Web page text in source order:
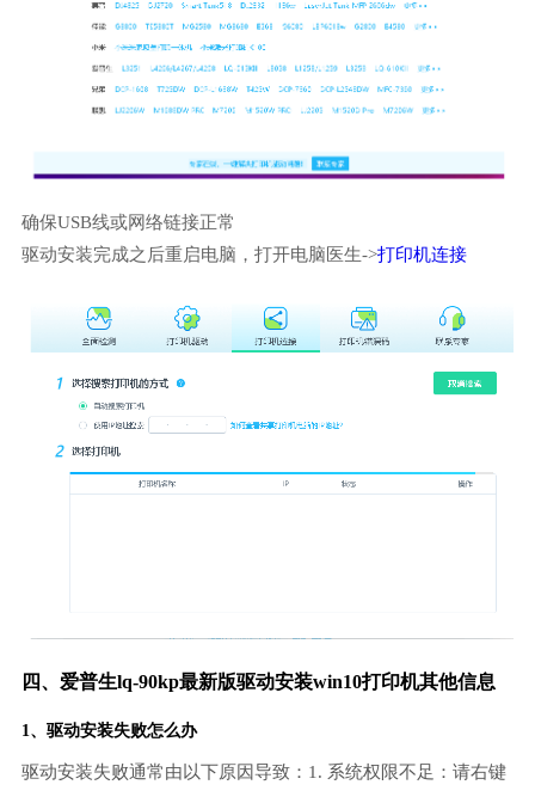
确保USB线或网络链接正常
驱动安装完成之后重启电脑，打开电脑医生->打印机连接
四、爱普生lq-90kp最新版驱动安装win10打印机其他信息
1、 驱动安装失败怎么办
驱动安装失败通常由以下原因导致：1. 系统权限不足：请右键